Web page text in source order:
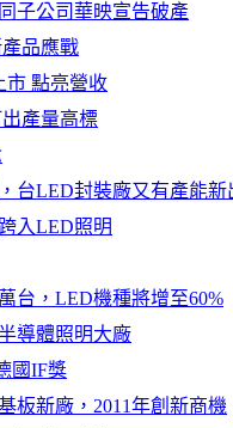
子公司華映宣告破產
品應戰
市 點亮營收
產量高標
台LED封裝廠又有產能新
入LED照明
台，LED機種將增至60%
導體照明大廠
國IF獎
板新廠，2011年創新商機